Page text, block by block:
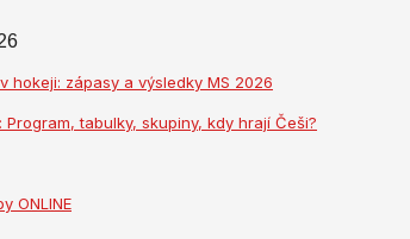
hokeji: zápasy a výsledky MS 2026
Program, tabulky, skupiny, kdy hrají Češi?
ONLINE